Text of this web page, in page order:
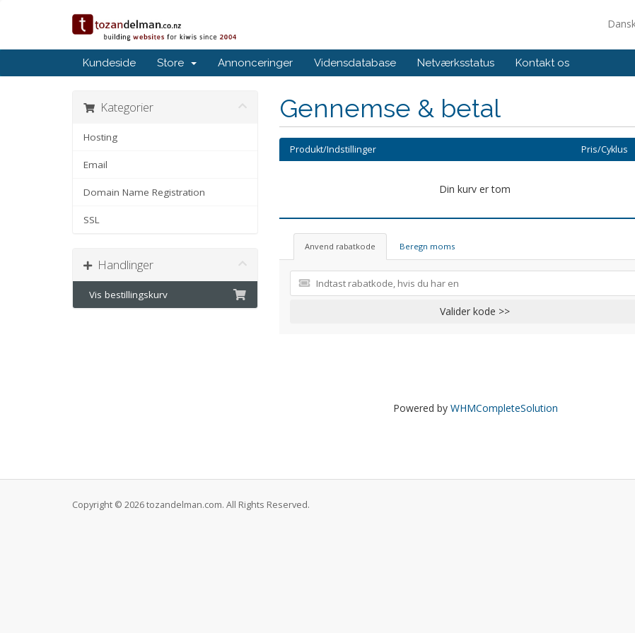
Kundeside Store Annonceringer Vidensdatabase Netværksstatus Kontakt os
Gennemse & betal
Kategorier
Hosting
Email
Domain Name Registration
SSL
Handlinger
Vis bestillingskurv
Produkt/Indstillinger Pris/Cyklus
Din kurv er tom
Anvend rabatkode Beregn moms
Valider kode >>
Powered by WHMCompleteSolution
Copyright © 2026 tozandelman.com. All Rights Reserved.